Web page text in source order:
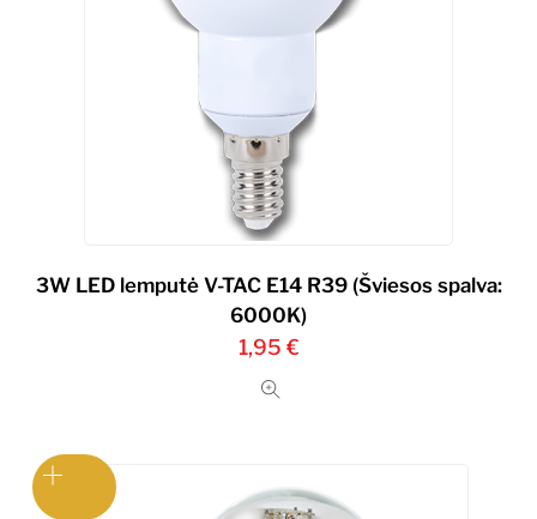
3W LED lemputė V-TAC E14 R39 (Šviesos spalva:
6000K)
1,95 €